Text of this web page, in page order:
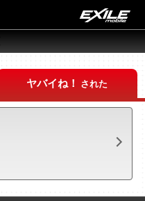
ヤバイね！ された